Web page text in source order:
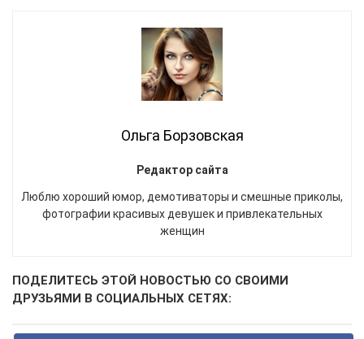
Ольга Борзовская
Редактор сайта
Люблю хороший юмор, демотиваторы и смешные приколы,
фотографии красивых девушек и привлекательных
женщин
ПОДЕЛИТЕСЬ ЭТОЙ НОВОСТЬЮ СО СВОИМИ
ДРУЗЬЯМИ В СОЦИАЛЬНЫХ СЕТЯХ: